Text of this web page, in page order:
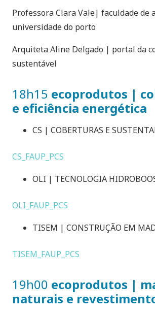
Professora Clara Vale| faculdade de
universidade do porto
Arquiteta Aline Delgado | portal da
sustentável
18h15 ecoprodutos |
e eficiência energética
CS | COBERTURAS E
CS_FAUP_PCS
OLI | TECNOLOGIA
OLI_FAUP_PCS
TISEM | CONSTRUÇÃO EM
TISEM_FAUP_PCS
19h00 ecoprodutos |
naturais e